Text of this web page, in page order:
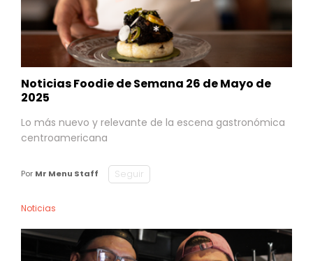
Noticias Foodie de Semana 26 de Mayo de
2025
Lo más nuevo y relevante de la escena gastronómica
centroamericana
Por Mr Menu Staff Seguir
Noticias